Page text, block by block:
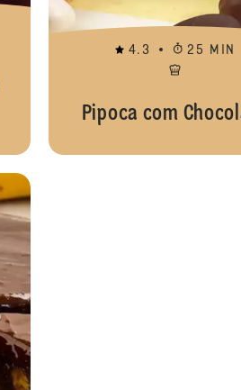
4.3 25 MIN
Pipoca com
Cupcake Três Chocolates